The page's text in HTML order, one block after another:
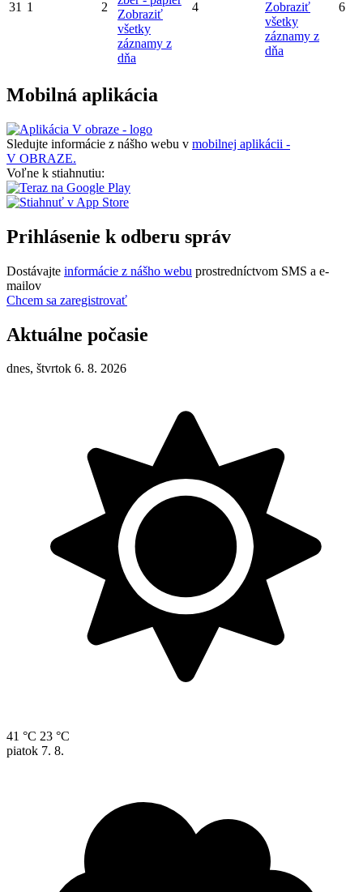
31 1 2
Zobraziť
všetky
záznamy z
dňa
4
Zobraziť
všetky
záznamy z
dňa
6
Mobilná aplikácia
Sledujte informácie z nášho webu v mobilnej aplikácii -
V OBRAZE.
Voľne k stiahnutiu:
Prihlásenie k odberu správ
Dostávajte informácie z nášho webu prostredníctvom SMS a e-
mailov
Chcem sa zaregistrovať
Aktuálne počasie
dnes, štvrtok 6. 8. 2026
41 °C 23 °C
piatok 7. 8.